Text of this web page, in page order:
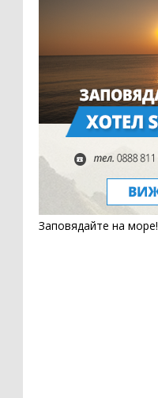
Заповядайте на море!